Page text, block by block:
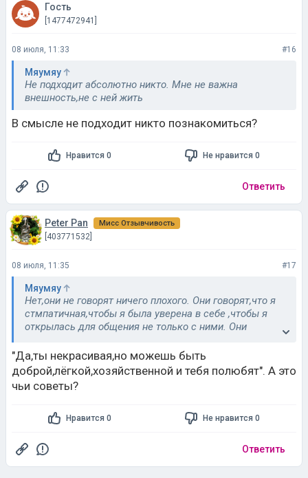
Гость
[1477472941]
08 июля, 11:33 #16
Мяумяу
Не подходит абсолютно никто. Мне не важна
внешность,не с ней жить
В смысле не подходит никто познакомиться?
Нравится 0 Не нравится 0
Ответить
Peter Pan Мисс Отзывчивость
[403771532]
08 июля, 11:35 #17
Мяумяу
Нет,они не говорят ничего плохого. Они говорят,что я
стмпатичная,чтобы я была уверена в себе ,чтобы я
открылась для общения не только с ними. Они
"Да,ты некрасивая,но можешь быть
доброй,лёгкой,хозяйственной и тебя полюбят". А это
чьи советы?
Нравится 0 Не нравится 0
Ответить